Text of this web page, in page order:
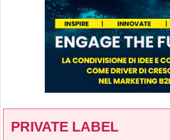
PRIVATE LABEL